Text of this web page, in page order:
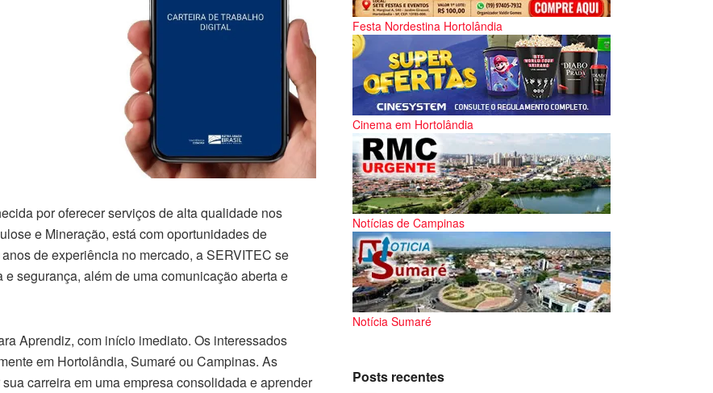
por oferecer serviços de alta qualidade nos
e Mineração, está com oportunidades de
de experiência no mercado, a SERVITEC se
segurança, além de uma comunicação aberta e
Aprendiz, com início imediato. Os interessados
em Hortolândia, Sumaré ou Campinas. As
carreira em uma empresa consolidada e aprender
Festa Nordestina Hortolândia
Cinema em Hortolândia
Notícias de Campinas
Notícia Sumaré
Posts recentes